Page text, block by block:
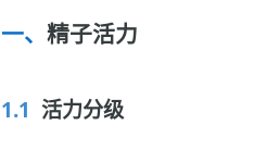
精子活力
活力分级